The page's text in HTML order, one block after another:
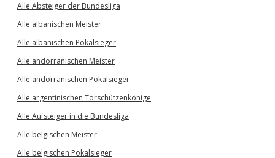
Alle Absteiger der Bundesliga
Alle albanischen Meister
Alle albanischen Pokalsieger
Alle andorranischen Meister
Alle andorranischen Pokalsieger
Alle argentinischen Torschützenkönige
Alle Aufsteiger in die Bundesliga
Alle belgischen Meister
Alle belgischen Pokalsieger